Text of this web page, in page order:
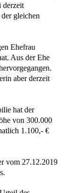
derzeit
gleichen
Ehefrau
Aus der Ehe
aber derzeit
hat der
von 300.000
1.100,- €
vom 27.12.2019